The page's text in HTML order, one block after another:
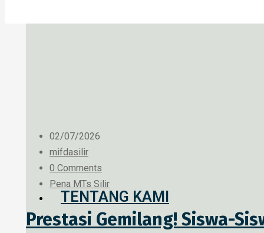
TENTANG KAMI
02/07/2026
mifdasilir
0 Comments
Pena MTs Silir
Prestasi Gemilang! Siswa-